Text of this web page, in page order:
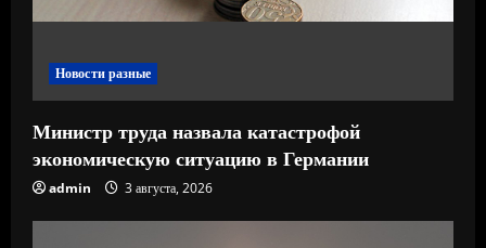
и
Новости разные
Министр труда назвала катастрофой
экономическую ситуацию в Германии
admin 3 августа, 2026